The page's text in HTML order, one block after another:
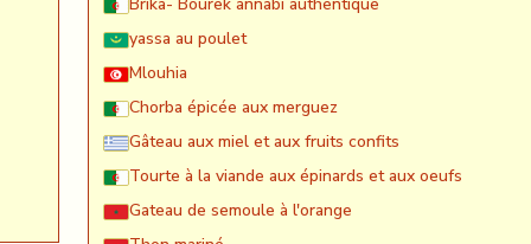
Brika- Bourek annabi authentique
yassa au poulet
Mlouhia
Chorba épicée aux merguez
Gâteau aux miel et aux fruits confits
Tourte à la viande aux épinards et aux oeufs
Gateau de semoule à l'orange